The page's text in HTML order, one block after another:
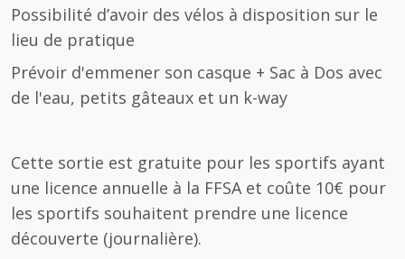
Possibilité d’avoir des vélos à disposition sur le
lieu de pratique
Prévoir d'emmener son casque + Sac à Dos avec
de l'eau, petits gâteaux et un k-way
Cette sortie est gratuite pour les sportifs ayant
une licence annuelle à la FFSA et coûte 10€ pour
les sportifs souhaitent prendre une licence
découverte (journalière).